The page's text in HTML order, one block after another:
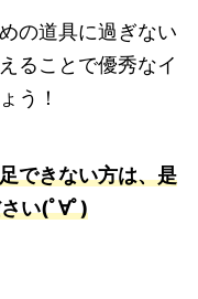
の道具に過ぎない
ることで優秀なイ
う！
できない方は、是
い(ﾟ∀ﾟ)